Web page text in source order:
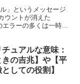
」というメッセージ
ウントが消えた
ラーの多くは一時的
ュアルな意味：
きの吉兆】や【平
しての役割】